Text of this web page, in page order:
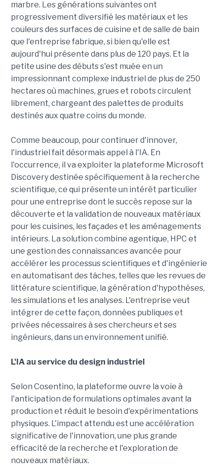
marbre. Les générations suivantes ont
progressivement diversifié les matériaux et les
couleurs des surfaces de cuisine et de salle de bain
que l'entreprise fabrique, si bien qu'elle est
aujourd'hui présente dans plus de 120 pays. Et la
petite usine des débuts s'est muée en un
impressionnant complexe industriel de plus de 250
hectares où machines, grues et robots circulent
librement, chargeant des palettes de produits
destinés aux quatre coins du monde.
Comme beaucoup, pour continuer d'innover,
l'industriel fait désormais appel à l'IA. En
l'occurrence, il va exploiter la plateforme Microsoft
Discovery destinée spécifiquement à la recherche
scientifique, ce qui présente un intérêt particulier
pour une entreprise dont le succès repose sur la
découverte et la validation de nouveaux matériaux
pour les cuisines, les façades et les aménagements
intérieurs. La solution combine agentique, HPC et
une gestion des connaissances avancée pour
accélérer les processus scientifiques et d'ingénierie
en automatisant des tâches, telles que les revues de
littérature scientifique, la génération d'hypothèses,
les simulations et les analyses. L'entreprise veut
intégrer de cette façon, données publiques et
privées nécessaires à ses chercheurs et ses
ingénieurs, dans un environnement unifié.
L'IA au service du design industriel
Selon Cosentino, la plateforme ouvre la voie à
l'anticipation de formulations optimales avant la
production et réduit le besoin d'expérimentations
physiques. L'impact attendu est une accélération
significative de l'innovation, une plus grande
efficacité de la recherche et l'exploration de
nouveaux matériaux.